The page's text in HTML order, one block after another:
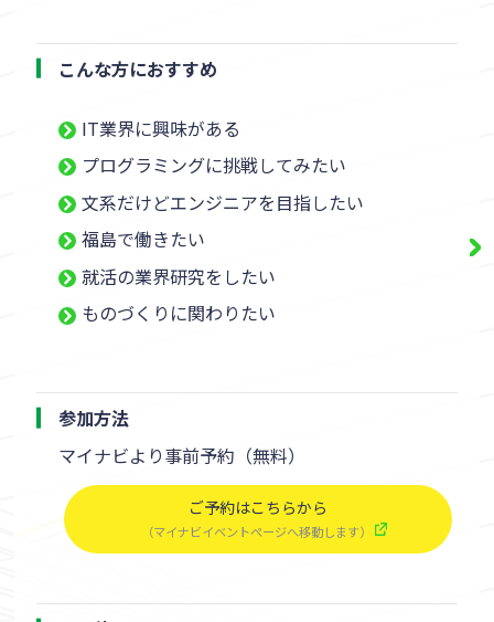
こんな方におすすめ
IT業界に興味がある
プログラミングに挑戦してみたい
文系だけどエンジニアを目指したい
福島で働きたい
就活の業界研究をしたい
ものづくりに関わりたい
参加方法
マイナビより事前予約（無料）
ご予約はこちらから
（マイナビイベントページへ移動します）